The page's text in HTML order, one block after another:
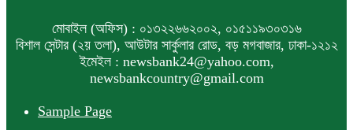
ফরচুন সুজের চেয়ারম্যানসহ কর্মকর্তাদের ৭
কোটি ২০ লাখ টাকা জরিমানা
মোবাইল (অফিস) : ০১৩২২৬৬২০০২, ০১৫১১৯৩০৩১৬
বিশাল সেন্টার (২য় তলা), আউটার সার্কুলার রোড, বড় মগবাজার, ঢাকা-১২১২
ইমেইল : newsbank24@yahoo.com,
newsbankcountry@gmail.com
Sample Page